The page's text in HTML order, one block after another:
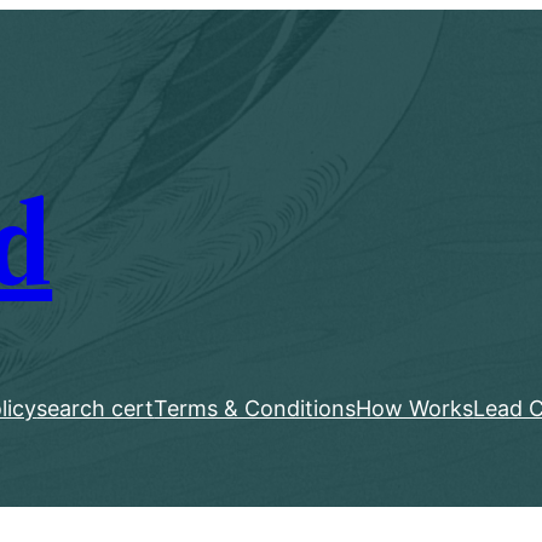
search certTerms & ConditionsHow WorksLead